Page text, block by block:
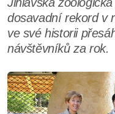
dosavadní rekord v
ve své historii
návštěvníků za rok.